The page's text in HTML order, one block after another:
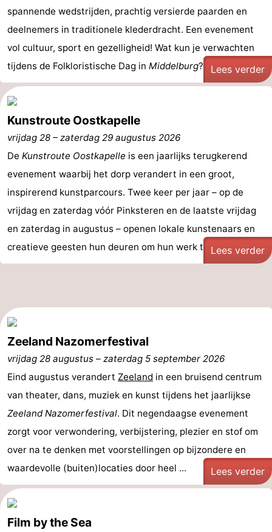
Cadzand
-
Natuur
Zwin
Weer
spannende wedstrijden, prachtig versierde paarden en
deelnemers in traditionele klederdracht. Een evenement
vol cultuur, sport en gezelligheid! Wat kun je verwachten
tijdens de Folkloristische Dag in Middelburg? - ...Lees verder
Kunstroute Oostkapelle
vrijdag 28 – zaterdag 29 augustus 2026
De Kunstroute Oostkapelle is een jaarlijks terugkerend
evenement waarbij het dorp verandert in een groot,
inspirerend kunstparcours. Twee keer per jaar – op de
vrijdag en zaterdag vóór Pinksteren en de laatste vrijdag
en zaterdag in augustus – openen lokale kunstenaars en
creatieve geesten hun deuren om hun werk te ...Lees verder
Zeeland Nazomerfestival
vrijdag 28 augustus – zaterdag 5 september 2026
Eind augustus verandert Zeeland in een bruisend centrum
van theater, dans, muziek en kunst tijdens het jaarlijkse
Zeeland Nazomerfestival. Dit negendaagse evenement
zorgt voor verwondering, verbijstering, plezier en stof om
over na te denken met voorstellingen op bijzondere en
waardevolle (buiten)locaties door heel ...
Lees verder
Film by the Sea